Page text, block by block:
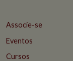
Associe-se
Eventos
Cursos